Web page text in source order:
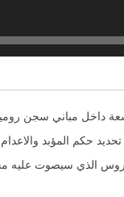
داخل مباني سجن
تحديد حكم المؤبد
الذي سيصوت عليه